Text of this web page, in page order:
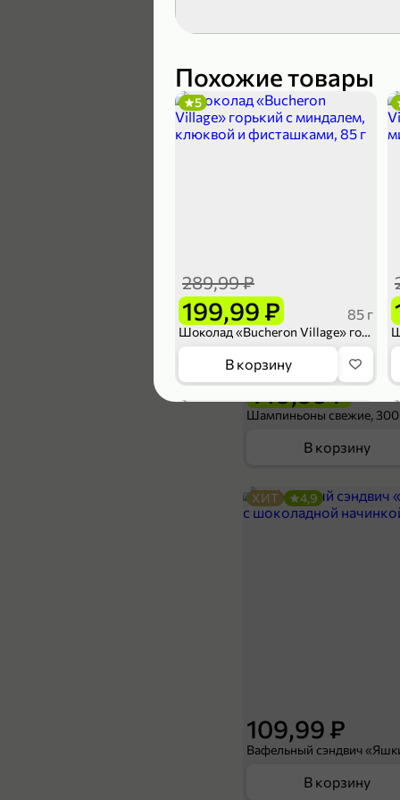
Похожие товары
199,99 ₽
289,99 ₽
85 г
Шоколад «Bucheron Village» горький с миндалем, клюквой и фисташками, 85 г
5
В корзину
189,99 ₽
В корзину
149,99 ₽
169,99 ₽
Шампиньоны свежие, 300
В корзину
109,99 ₽
ХИТ 4,9
В корзину